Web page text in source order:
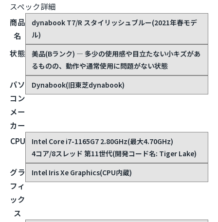
スペック詳細
商品
名
dynabook T7/R スタイリッシュブルー(2021年春モデ
ル)
状態
美品(Bランク) — 多少の使用感や目立たない小キズがあ
るものの、動作や通常使用に問題がない状態
パソ
コン
メー
カー
Dynabook(旧東芝dynabook)
CPU
Intel Core i7-1165G7 2.80GHz(最大4.70GHz)
4コア/8スレッド 第11世代(開発コード名: Tiger Lake)
グラ
フィ
ック
ス
Intel Iris Xe Graphics(CPU内蔵)